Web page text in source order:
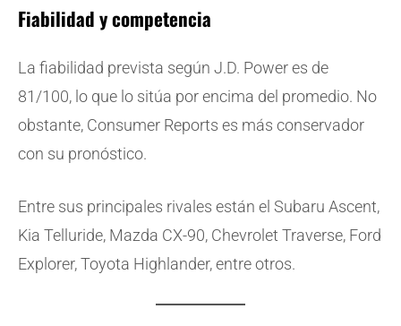
Fiabilidad y competencia
La fiabilidad prevista según J.D. Power es de
81/100, lo que lo sitúa por encima del promedio. No
obstante, Consumer Reports es más conservador
con su pronóstico.
Entre sus principales rivales están el Subaru Ascent,
Kia Telluride, Mazda CX-90, Chevrolet Traverse, Ford
Explorer, Toyota Highlander, entre otros.